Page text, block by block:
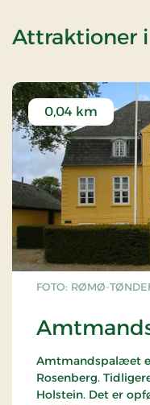
Attraktioner
FOTO: RØMØ-
0,04 km
Amtmandspalæet
Rosenberg.
Holstein. Det er